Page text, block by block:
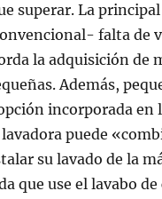
superar. La
falta de
la adquisición de
Además,
incorporada en
puede
su lavado de la
que use el lavabo de